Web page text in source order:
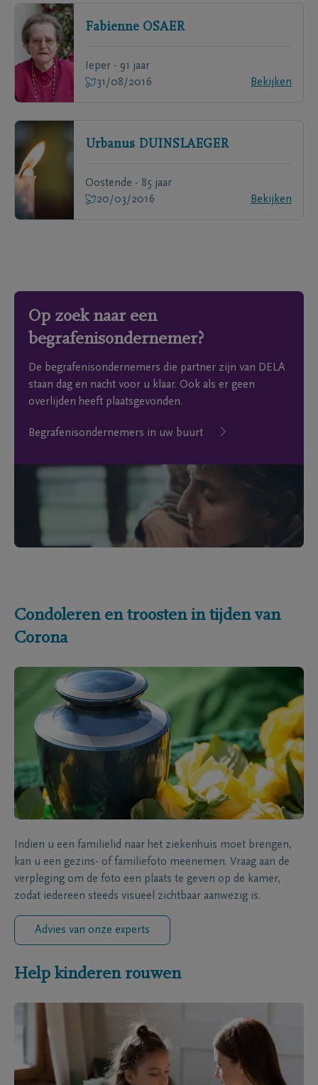
Fabienne OSAER
Ieper - 91 jaar
31/08/2016
Bekijken
Urbanus DUINSLAEGER
Oostende - 85 jaar
20/03/2016
Bekijken
Op zoek naar een
begrafenisondernemer?
De begrafenisondernemers die partner zijn van DELA
staan dag en nacht voor u klaar. Ook als er geen
overlijden heeft plaatsgevonden.
Begrafenisondernemers in uw buurt
Condoleren en troosten in tijden van
Corona
Indien u een familielid naar het ziekenhuis moet brengen,
kan u een gezins- of familiefoto meenemen. Vraag aan de
verpleging om de foto een plaats te geven op de kamer,
zodat iedereen steeds visueel zichtbaar aanwezig is.
Advies van onze experts
Help kinderen rouwen